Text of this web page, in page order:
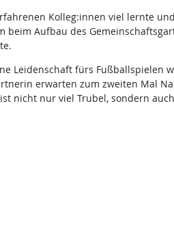
Kolleg:innen viel lernte
Aufbau des
Leidenschaft fürs Fußballspielen
erwarten zum zweiten Mal
nicht nur viel Trubel, sondern